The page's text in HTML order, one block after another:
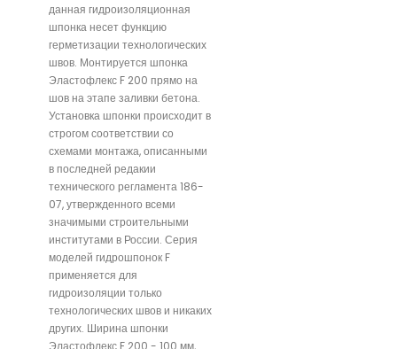
данная гидроизоляционная
шпонка несет функцию
герметизации технологических
швов. Монтируется шпонка
Эластофлекс F 200 прямо на
шов на этапе заливки бетона.
Установка шпонки происходит в
строгом соответствии со
схемами монтажа, описанными
в последней редакии
технического регламента 186-
07, утвержденного всеми
значимыми строительными
институтами в России. Серия
моделей гидрошпонок F
применяется для
гидроизоляции только
технологических швов и никаких
других. Ширина шпонки
Эластофлекс F 200 - 100 мм,